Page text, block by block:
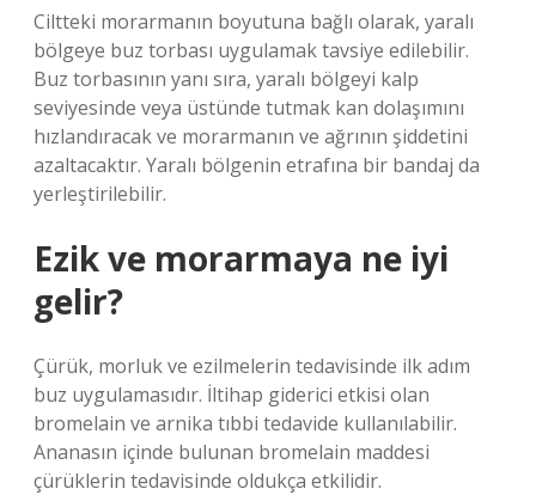
Ciltteki morarmanın boyutuna bağlı olarak, yaralı
bölgeye buz torbası uygulamak tavsiye edilebilir.
Buz torbasının yanı sıra, yaralı bölgeyi kalp
seviyesinde veya üstünde tutmak kan dolaşımını
hızlandıracak ve morarmanın ve ağrının şiddetini
azaltacaktır. Yaralı bölgenin etrafına bir bandaj da
yerleştirilebilir.
Ezik ve morarmaya ne iyi
gelir?
Çürük, morluk ve ezilmelerin tedavisinde ilk adım
buz uygulamasıdır. İltihap giderici etkisi olan
bromelain ve arnika tıbbi tedavide kullanılabilir.
Ananasın içinde bulunan bromelain maddesi
çürüklerin tedavisinde oldukça etkilidir.